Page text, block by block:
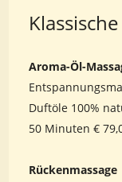
Aroma-Öl-
Duftöle 100%
50 Minuten €
Rückenmassage